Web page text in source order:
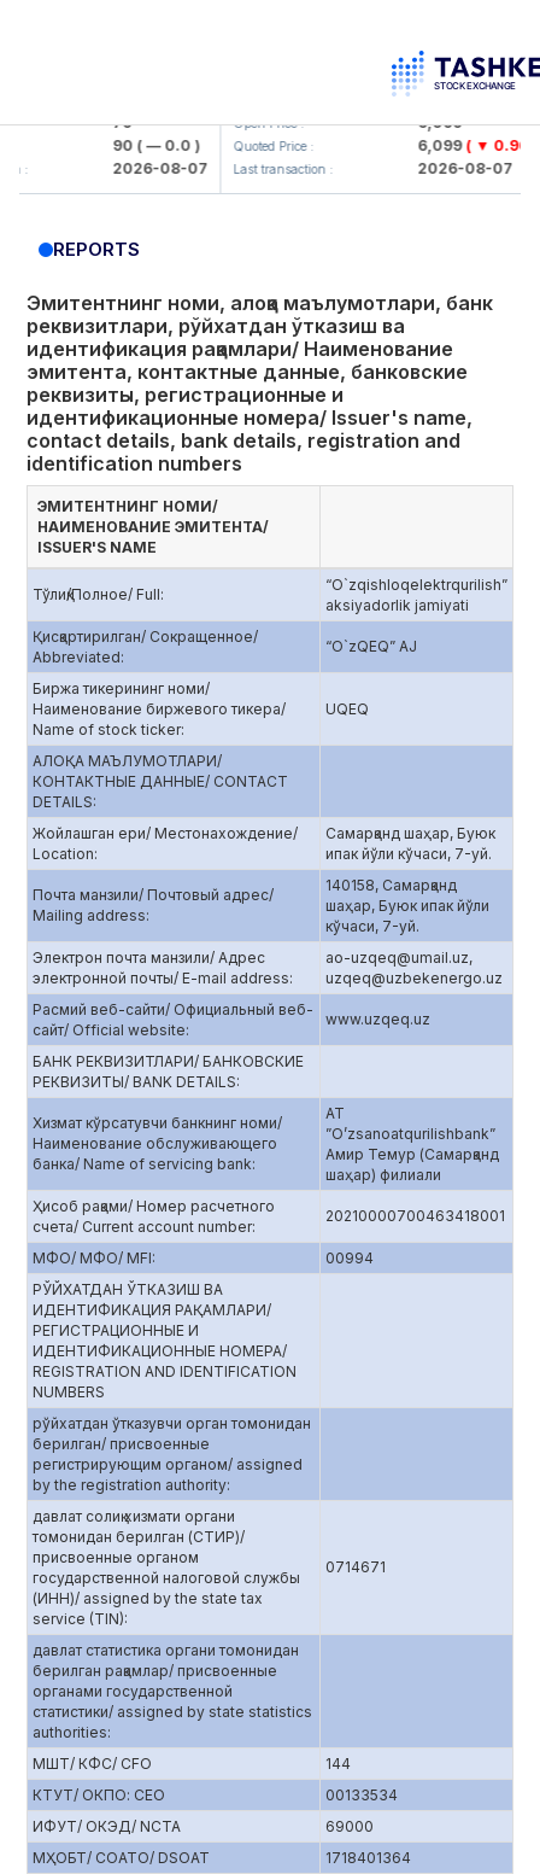
79
( — 0.0 )
2026-08-07
UZMK (<O'zmetkombinat> AJ)
Open Price : 6,099
Quoted Price : 6,099( ▼ 0.96 )
Last transaction : 2026-08-07
REPORTS
Эмитентнинг номи, алоқа маълумотлари, банк
реквизитлари, рўйхатдан ўтказиш ва
идентификация рақамлари/ Наименование
эмитента, контактные данные, банковские
реквизиты, регистрационные и
идентификационные номера/ Issuer's name,
contact details, bank details, registration and
identification numbers
ЭМИТЕНТНИНГ НОМИ/
НАИМЕНОВАНИЕ ЭМИТЕНТА/
ISSUER'S NAME
Тўлиқ/Полное/ Full:
“O`zqishloqelektrqurilish”
aksiyadorlik jamiyati
Қисқартирилган/ Сокращенное/
Abbreviated:
“O`zQEQ” AJ
Биржа тикерининг номи/
Наименование биржевого тикера/
Name of stock ticker:
UQEQ
АЛОҚА МАЪЛУМОТЛАРИ/
КОНТАКТНЫЕ ДАННЫЕ/ CONTACT
DETAILS:
Жойлашган ери/ Местонахождение/
Location:
Самарқанд шаҳар, Буюк
ипак йўли кўчаси, 7-уй.
Почта манзили/ Почтовый адрес/
Mailing address:
140158, Самарқанд
шаҳар, Буюк ипак йўли
кўчаси, 7-уй.
Электрон почта манзили/ Адрес
электронной почты/ E-mail address:
ao-uzqeq@umail.uz,
uzqeq@uzbekenergo.uz
Расмий веб-сайти/ Официальный веб-
сайт/ Official website:
www.uzqeq.uz
БАНК РЕКВИЗИТЛАРИ/ БАНКОВСКИЕ
РЕКВИЗИТЫ/ BANK DETAILS:
Хизмат кўрсатувчи банкнинг номи/
Наименование обслуживающего
банка/ Name of servicing bank:
АТ
”O’zsanoatqurilishbank”
Амир Темур (Самарқанд
шаҳар) филиали
Ҳисоб рақами/ Номер расчетного
счета/ Current account number:
20210000700463418001
МФО/ МФО/ MFI:
00994
РЎЙХАТДАН ЎТКАЗИШ ВА
ИДЕНТИФИКАЦИЯ РАҚАМЛАРИ/
РЕГИСТРАЦИОННЫЕ И
ИДЕНТИФИКАЦИОННЫЕ НОМЕРА/
REGISTRATION AND IDENTIFICATION
NUMBERS
рўйхатдан ўтказувчи орган томонидан
берилган/ присвоенные
регистрирующим органом/ assigned
by the registration authority:
давлат солиқ хизмати органи
томонидан берилган (СТИР)/
присвоенные органом
государственной налоговой службы
(ИНН)/ assigned by the state tax
service (TIN):
0714671
давлат статистика органи томонидан
берилган рақамлар/ присвоенные
органами государственной
статистики/ assigned by state statistics
authorities:
МШТ/ КФС/ CFO
144
КТУТ/ ОКПО: CEO
00133534
ИФУТ/ ОКЭД/ NCTA
69000
МҲОБТ/ СОАТО/ DSOAT
1718401364